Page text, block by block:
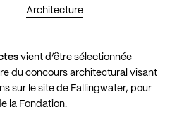
Architecture
vient d’être sélectionnée
du concours architectural visant
sur le site de Fallingwater, pour
la Fondation.